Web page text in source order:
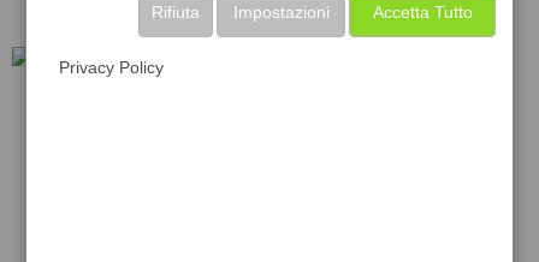
esso ip
Accetta Tutto
Impostazioni
Rifiuta
Privacy Policy